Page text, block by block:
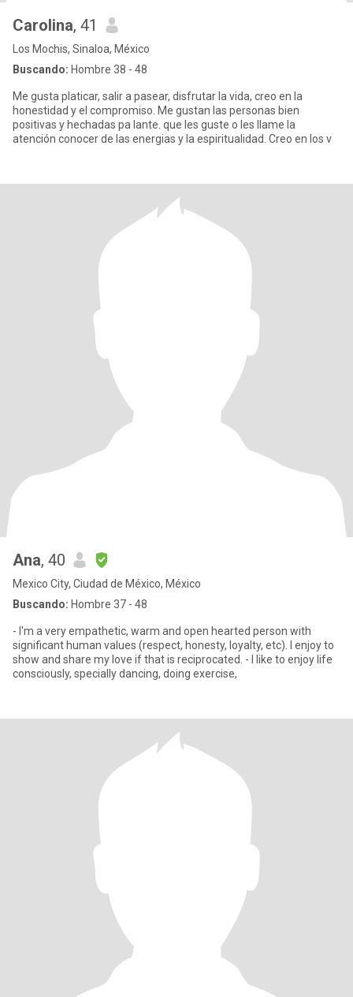
Carolina, 41
Los Mochis, Sinaloa, México
Buscando: Hombre 38 - 48
Me gusta platicar, salir a pasear, disfrutar la vida, creo en la
honestidad y el compromiso. Me gustan las personas bien
positivas y hechadas pa lante. que les guste o les llame la
atención conocer de las energias y la espiritualidad. Creo en los v
Ana, 40
Mexico City, Ciudad de México, México
Buscando: Hombre 37 - 48
- I'm a very empathetic, warm and open hearted person with
significant human values (respect, honesty, loyalty, etc). I enjoy to
show and share my love if that is reciprocated. - I like to enjoy life
consciously, specially dancing, doing exercise,